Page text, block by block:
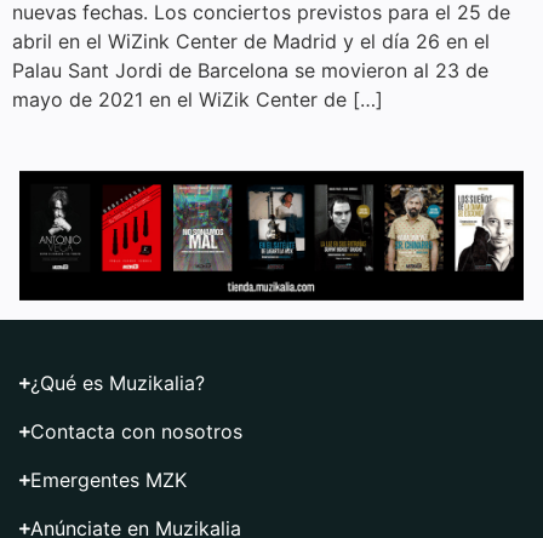
nuevas fechas. Los conciertos previstos para el 25 de
abril en el WiZink Center de Madrid y el día 26 en el
Palau Sant Jordi de Barcelona se movieron al 23 de
mayo de 2021 en el WiZik Center de […]
¿Qué es Muzikalia?
Contacta con nosotros
Emergentes MZK
Anúnciate en Muzikalia